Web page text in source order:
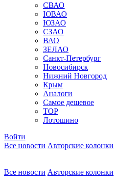
СВАО
ЮВАО
ЮЗАО
СЗАО
ВАО
ЗЕЛАО
Санкт-Петербург
Новосибирск
Нижний Новгород
Крым
Аналоги
Самое дешевое
TOP
Лотошино
Войти
Все новости Авторские колонки
Все новости Авторские колонки